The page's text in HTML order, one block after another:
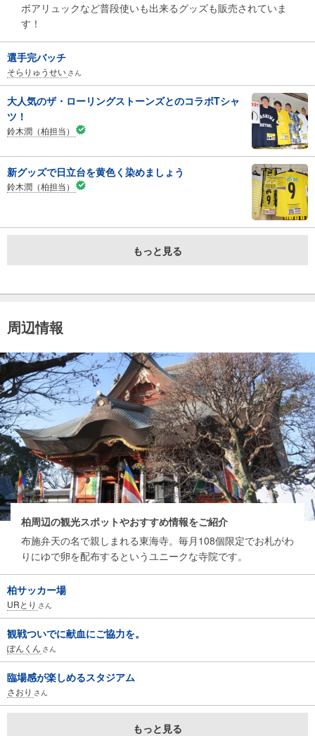
ボアリュックなど普段使いも出来るグッズも販売されていま
す！
選手完バッチ
そらりゅうせい さん
大人気のザ・ローリングストーンズとのコラボTシャ
ツ！
鈴木潤（柏担当）
新グッズで日立台を黄色く染めましょう
鈴木潤（柏担当）
もっと見る
周辺情報
柏周辺の観光スポットやおすすめ情報をご紹介
布施弁天の名で親しまれる東海寺。毎月108個限定でお札がわ
りにゆで卵を配布するというユニークな寺院です。
柏サッカー場
URとり さん
観戦ついでに献血にご協力を。
ぽんくん さん
臨場感が楽しめるスタジアム
さおり さん
もっと見る